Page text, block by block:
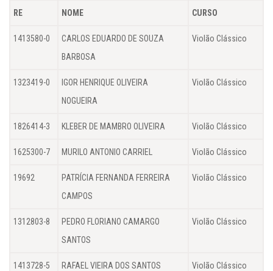
RE NOME CURSO
1413580-0
CARLOS EDUARDO DE SOUZA
BARBOSA
Violão Clássico
1323419-0
IGOR HENRIQUE OLIVEIRA
NOGUEIRA
Violão Clássico
1826414-3 KLEBER DE MAMBRO OLIVEIRA Violão Clássico
1625300-7 MURILO ANTONIO CARRIEL Violão Clássico
19692
PATRÍCIA FERNANDA FERREIRA
CAMPOS
Violão Clássico
1312803-8
PEDRO FLORIANO CAMARGO
SANTOS
Violão Clássico
1413728-5 RAFAEL VIEIRA DOS SANTOS Violão Clássico